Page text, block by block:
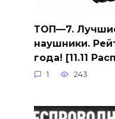
ТОП—7.
наушники.
года! [11.11
1 243